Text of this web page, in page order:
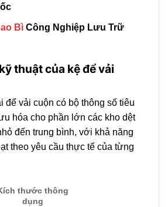
BìCông Nghiệp Lưu Trữ
thuật của kệ để vải
để vải cuộn có bộ thông số tiêu
hóa cho phần lớn các kho dệt
đến trung bình, với khả năng
theo yêu cầu thực tế của từng
thước thông
dụng